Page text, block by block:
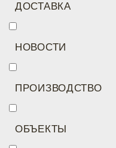
ДОСТАВКА
НОВОСТИ
ПРОИЗВОДСТВО
ОБЪЕКТЫ